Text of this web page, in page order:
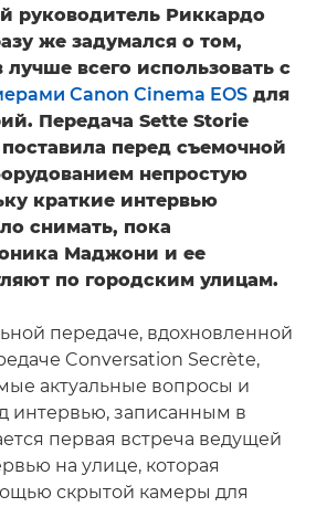
руководитель Риккардо
же задумался о том,
всего использовать с
Canon Cinema EOS для
Передача Sette Storie
перед съемочной
непростую
краткие интервью
снимать, пока
Маджони и ее
по городским улицам.
передаче, вдохновленной
Conversation Secrète,
актуальные вопросы и
интервью, записанным в
первая встреча ведущей
на улице, которая
скрытой камеры для